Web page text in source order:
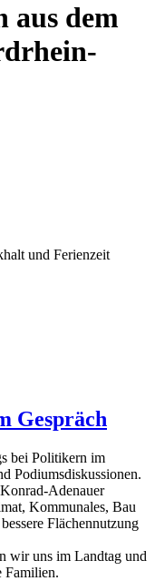
aus dem
und Ferienzeit
Gespräch
bei Politikern im
Podiumsdiskussionen.
Adenauer
Kommunales, Bau
Flächennutzung
wir uns im Landtag und
Familien.